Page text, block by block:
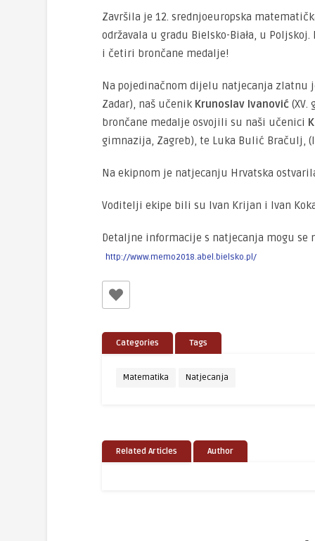
Završila je 12. srednjoeuropska
održavala u gradu Bielsko-Biała, u
i četiri brončane medalje!
Na pojedinačnom dijelu natjecanja zlatnu
Zadar), naš učenik Krunoslav Ivanović(XV.
brončane medalje osvojili su naši učenici
gimnazija, Zagreb), te Luka Bulić Bračulj,
Na ekipnom je natjecanju Hrvatska
Voditelji ekipe bili su Ivan Krijan i Ivan
Detaljne informacije s natjecanja mogu se
http://www.memo2018.abel.bielsko.pl/
Categories Tags
Matematika Natjecanja
Related Articles Author